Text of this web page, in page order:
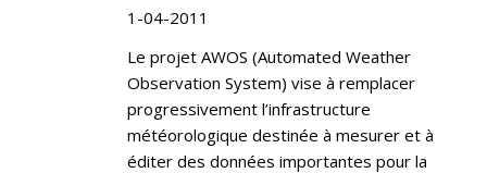
1-04-2011
Le projet AWOS (Automated Weather
Observation System) vise à remplacer
progressivement l’infrastructure
météorologique destinée à mesurer et à
éditer des données importantes pour la